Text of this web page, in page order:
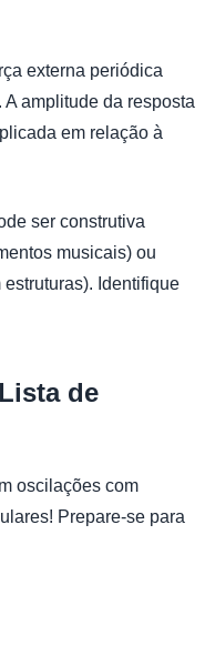
externa periódica
amplitude da resposta
em relação à
ser construtiva
musicais) ou
Identifique
de
oscilações com
Prepare-se para